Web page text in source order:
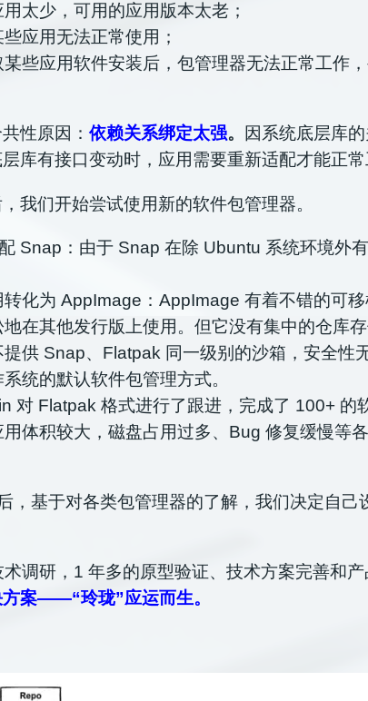
太少，可用的应用版本太老；
应用无法正常使用；
些应用软件安装后，包管理器无法正常工作
性原因： 依赖关系绑定太强。
因系统底层库
库有接口变动时，应用需要重新适配才能正常
我们开始尝试使用新的软件包管理器。
Snap：由于 Snap 在除 Ubuntu 系统环境外
化为 AppImage：AppImage 有着不错的可
在其他发行版上使用。但它没有集中的仓库
供 Snap、Flatpak 同一级别的沙箱，安全性
统的默认软件包管理方式。
对 Flatpak 格式进行了跟进，完成了 100+ 的
体积较大，磁盘占用过多、Bug 修复缓慢等
，基于对各类包管理器的了解，我们决定自己
调研，1 年多的原型验证、技术方案完善和产
案——“玲珑”应运而生。